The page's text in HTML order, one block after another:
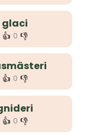
glaci
👍 0 👎
👍 0 👎
👍 0 👎